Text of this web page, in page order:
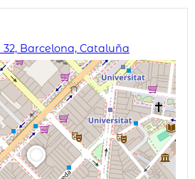
Barcelona, Cataluña